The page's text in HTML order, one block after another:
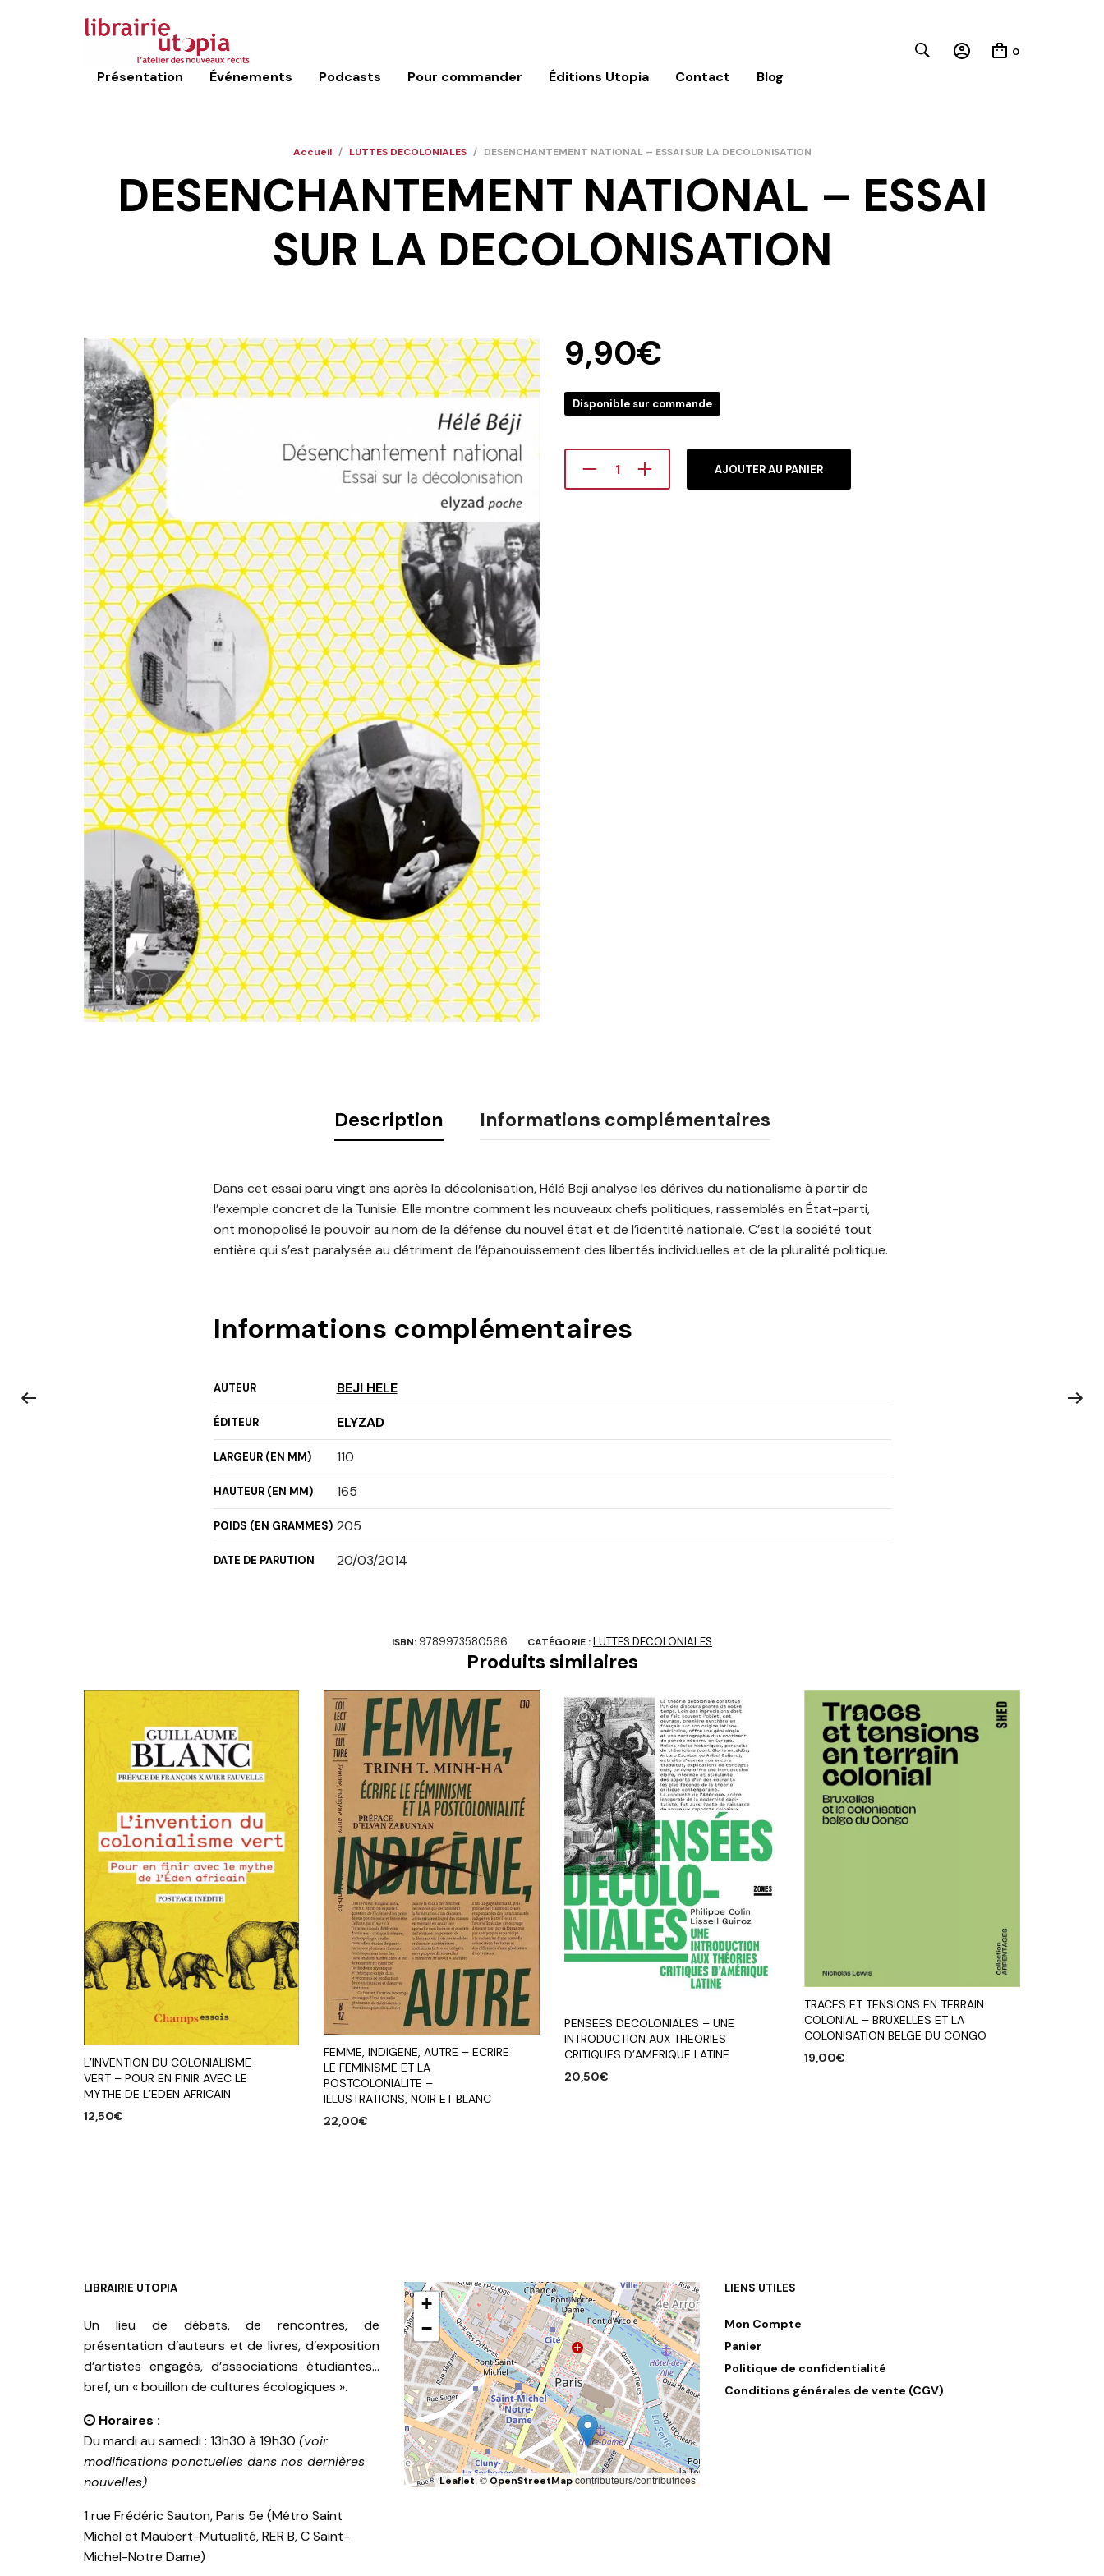
Présentation Événements Podcasts Pour commander Éditions Utopia Contact Blog
0
Accueil / LUTTES DECOLONIALES / DESENCHANTEMENT NATIONAL – ESSAI SUR LA DECOLONISATION
DESENCHANTEMENT NATIONAL – ESSAI
SUR LA DECOLONISATION
9,90€
Disponible sur commande
AJOUTER AU PANIER
Description Informations complémentaires
Dans cet essai paru vingt ans après la décolonisation, Hélé Beji analyse les dérives du nationalisme à partir de
l’exemple concret de la Tunisie. Elle montre comment les nouveaux chefs politiques, rassemblés en État-parti,
ont monopolisé le pouvoir au nom de la défense du nouvel état et de l’identité nationale. C’est la société tout
entière qui s’est paralysée au détriment de l’épanouissement des libertés individuelles et de la pluralité politique.
Informations complémentaires
AUTEUR BEJI HELE
ÉDITEUR ELYZAD
LARGEUR (EN MM) 110
HAUTEUR (EN MM) 165
POIDS (EN GRAMMES) 205
DATE DE PARUTION 20/03/2014
ISBN: 9789973580566 CATÉGORIE :LUTTES DECOLONIALES
Produits similaires
L’INVENTION DU COLONIALISME
VERT – POUR EN FINIR AVEC LE
MYTHE DE L’EDEN AFRICAIN
12,50€
FEMME, INDIGENE, AUTRE – ECRIRE
LE FEMINISME ET LA
POSTCOLONIALITE –
ILLUSTRATIONS, NOIR ET BLANC
22,00€
PENSEES DECOLONIALES – UNE
INTRODUCTION AUX THEORIES
CRITIQUES D’AMERIQUE LATINE
20,50€
TRACES ET TENSIONS EN TERRAIN
COLONIAL – BRUXELLES ET LA
COLONISATION BELGE DU CONGO
19,00€
LIBRAIRIE UTOPIA
Un lieu de débats, de rencontres, de
présentation d’auteurs et de livres, d’exposition
d’artistes engagés, d’associations étudiantes…
bref, un « bouillon de cultures écologiques ».
Horaires :
Du mardi au samedi : 13h30 à 19h30 (voir
modifications ponctuelles dans nos dernières
nouvelles)
1 rue Frédéric Sauton, Paris 5e (Métro Saint
Michel et Maubert-Mutualité, RER B, C Saint-
Michel-Notre Dame)
+
−
Leaflet, ©OpenStreetMapcontributeurs/contributrices
LIENS UTILES
Mon Compte
Panier
Politique de confidentialité
Conditions générales de vente (CGV)
Close